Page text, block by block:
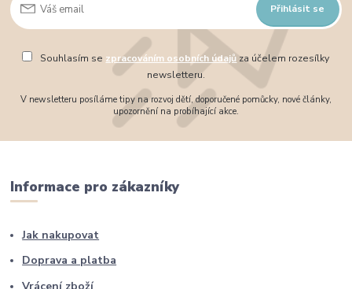
Přihlásit se
Souhlasím se zpracováním osobních údajůza účelem rozesílky
newsletteru.
V newsletteru posíláme tipy na rozvoj dětí, doporučené pomůcky, nové články,
upozornění na probíhající akce.
Informace pro zákazníky
Jak nakupovat
Doprava a platba
Vrácení zboží